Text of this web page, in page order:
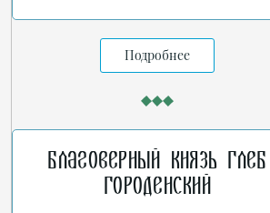
Подробнее
Благоверный князь Глеб
Городенский